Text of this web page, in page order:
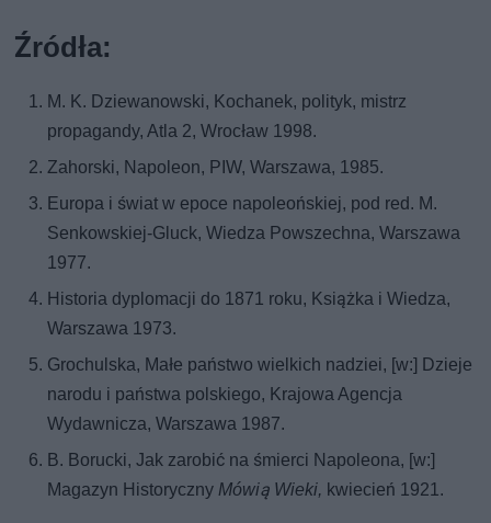
Źródła:
M. K. Dziewanowski, Kochanek, polityk, mistrz
propagandy, Atla 2, Wrocław 1998.
Zahorski, Napoleon, PIW, Warszawa, 1985.
Europa i świat w epoce napoleońskiej, pod red. M.
Senkowskiej-Gluck, Wiedza Powszechna, Warszawa
1977.
Historia dyplomacji do 1871 roku, Książka i Wiedza,
Warszawa 1973.
Grochulska, Małe państwo wielkich nadziei, [w:] Dzieje
narodu i państwa polskiego, Krajowa Agencja
Wydawnicza, Warszawa 1987.
B. Borucki, Jak zarobić na śmierci Napoleona, [w:]
Magazyn Historyczny Mówią Wieki, kwiecień 1921.